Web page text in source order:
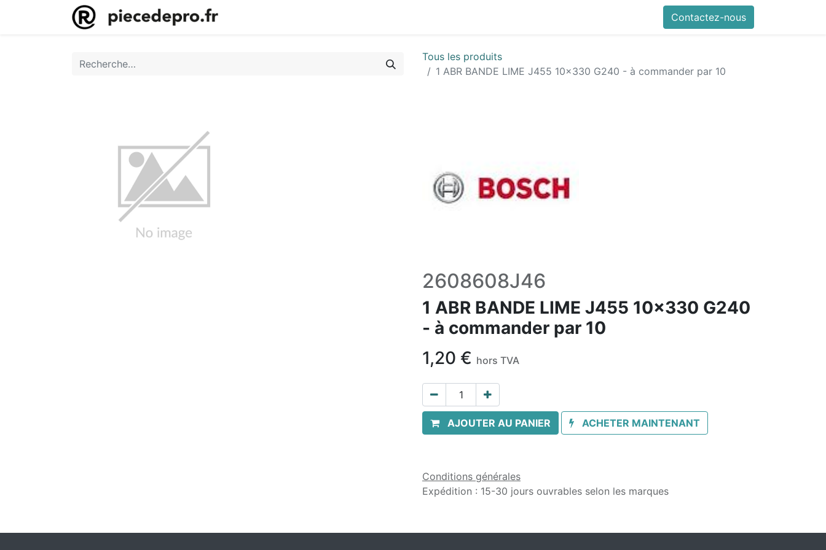
Autodiag en vidéo Mes commandes
Contactez-nous
Tous les produits
1 ABR BANDE LIME J455 10x330 G240 - à commander par 10
2608608J46
1 ABR BANDE LIME J455 10x330 G240
- à commander par 10
1,20 € hors TVA
AJOUTER AU PANIER ACHETER MAINTENANT
Conditions générales
Expédition : 15-30 jours ouvrables selon les marques